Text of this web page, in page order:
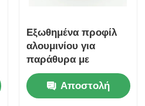
Εξωθημένα προφίλ
αλουμινίου για
παράθυρα με
φυσαλίδες, με βαφή
πούδρας, προφίλ
αλουμινίου για
Αποστολή